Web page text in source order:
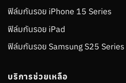
ฟิล์มกันรอย iPhone 15 Series
ฟิล์มกันรอย iPad
ฟิล์มกันรอย Samsung S25 Series
บริการช่วยเหลือ